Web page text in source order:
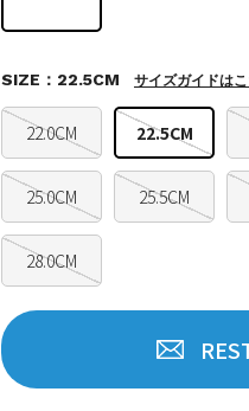
22.0CM 22.5CM
25.0CM 25.5CM
28.0CM
SIZE：22.5CM サイズガイドは